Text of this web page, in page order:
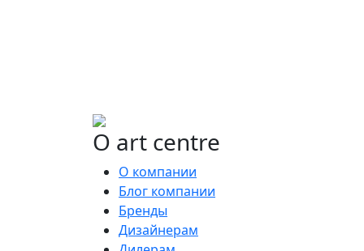
О art centre
О компании
Блог компании
Бренды
Дизайнерам